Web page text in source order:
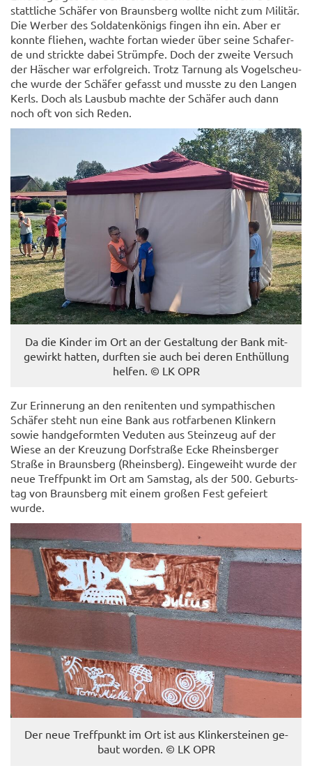
statt­li­che Schä­fer von Brauns­berg woll­te nicht zum Mi­li­tär.
Die Wer­ber des Sol­da­ten­kö­nigs fin­gen ihn ein. Aber er
konn­te flie­hen, wach­te fort­an wie­der über seine Scha­fer­
de und strick­te dabei Strümp­fe. Doch der zwei­te Ver­such
der Hä­scher war er­folg­reich. Trotz Tar­nung als Vo­gel­scheu­
che wurde der Schä­fer ge­fasst und muss­te zu den Lan­gen
Kerls. Doch als Laus­bub mach­te der Schä­fer auch dann
noch oft von sich Reden.
Da die Kin­der im Ort an der Ge­stal­tung der Bank mit­
ge­wirkt hat­ten, durf­ten sie auch bei deren Ent­hül­lung
hel­fen. © LK OPR
Zur Er­in­ne­rung an den re­ni­ten­ten und sym­pa­thi­schen
Schä­fer steht nun eine Bank aus rot­far­be­nen Klin­kern
sowie hand­ge­form­ten Ve­du­ten aus Stein­zeug auf der
Wiese an der Kreu­zung Dorf­stra­ße Ecke Rheins­ber­ger
Stra­ße in Brauns­berg (Rheins­berg). Ein­ge­weiht wurde der
neue Treff­punkt im Ort am Sams­tag, als der 500. Ge­burts­
tag von Brauns­berg mit einem gro­ßen Fest ge­fei­ert
wurde.
Der neue Treff­punkt im Ort ist aus Klin­ker­stei­nen ge­
baut wor­den. © LK OPR